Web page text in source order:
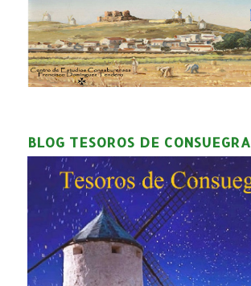
BLOG TESOROS DE CONSUEGRA